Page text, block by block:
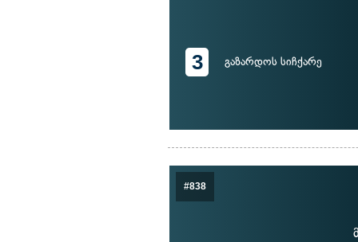
3 გაზარდოს სიჩქარე
#838